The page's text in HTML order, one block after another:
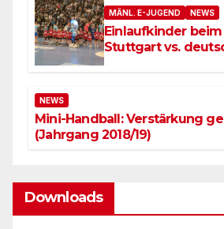
MÄNL. E-JUGEND NEWS
Einlaufkinder
Stuttgart vs.
NEWS
Mini-Handball: Verstärkung
(Jahrgang 2018/19)
Downloads